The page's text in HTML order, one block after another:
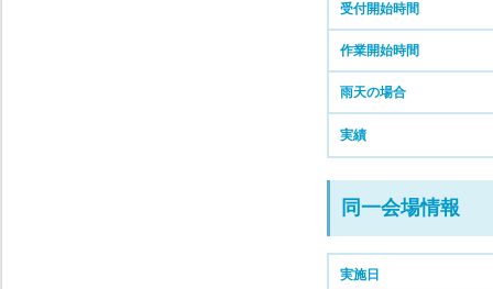
受付開始時間
作業開始時間
雨天の場合
実績
同一会場情報
実施日